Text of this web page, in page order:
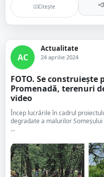
Citește
AC
Actualitate
24 aprilie 2024
FOTO. Se
Promenadă, terenuri
video
Încep lucrările în cadrul
degradate a malurilor
...